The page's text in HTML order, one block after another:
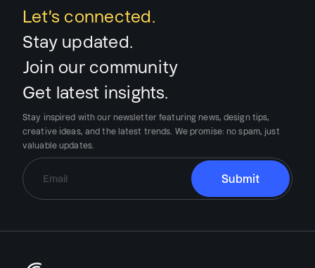
Let’s connected.
Stay updated.
Join our community
Get latest insights.
Stay inspired with our newsletter featuring news, design tips,
creative ideas, and the latest trends. We promise:no spam, just
valuable updates.